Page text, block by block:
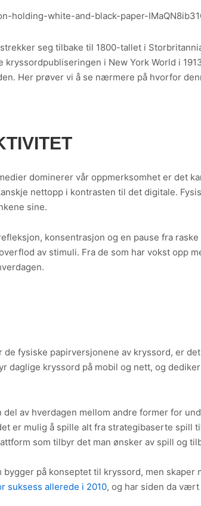
holding-white-and-black-paper-
seg tilbake til 1800-tallet i
kryssordpubliseringen i New York World i
Her prøver vi å se nærmere på hvorfor
dominerer vår oppmerksomhet er det
nettopp i kontrasten til det digitale.
sine.
konsentrasjon og en pause fra
av stimuli. Fra de som har vokst opp
fysiske papirversjonene av kryssord, er
daglige kryssord på mobil og nett, og
av hverdagen mellom andre former for
er mulig å spille alt fra strategibaserte spill
som tilbyr det man ønsker av spill og
på konseptet til kryssord, men
suksess allerede i 2010, og har siden da